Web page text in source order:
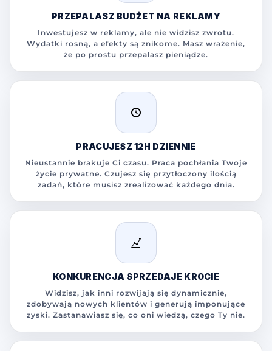
PRZEPALASZ BUDŻET NA REKLAMY
Inwestujesz w reklamy, ale nie widzisz zwrotu.
Wydatki rosną, a efekty są znikome. Masz wrażenie,
że po prostu przepalasz pieniądze.
PRACUJESZ 12H DZIENNIE
Nieustannie brakuje Ci czasu. Praca pochłania Twoje
życie prywatne. Czujesz się przytłoczony ilością
zadań, które musisz zrealizować każdego dnia.
KONKURENCJA SPRZEDAJE KROCIE
Widzisz, jak inni rozwijają się dynamicznie,
zdobywają nowych klientów i generują imponujące
zyski. Zastanawiasz się, co oni wiedzą, czego Ty nie.